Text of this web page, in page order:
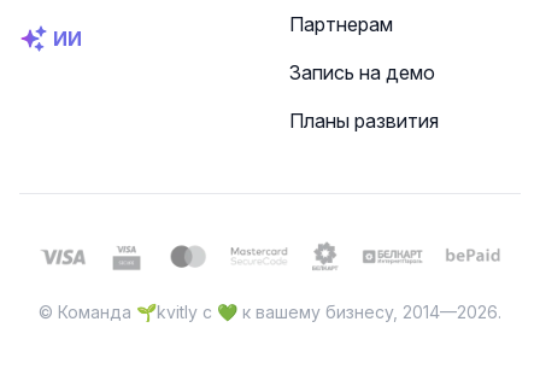
ИИ
Партнерам
Запись на демо
Планы развития
© Команда 🌱kvitly с 💚 к вашему бизнесу, 2014—2026.